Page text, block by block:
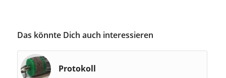
Das könnte Dich auch interessieren
Protokoll